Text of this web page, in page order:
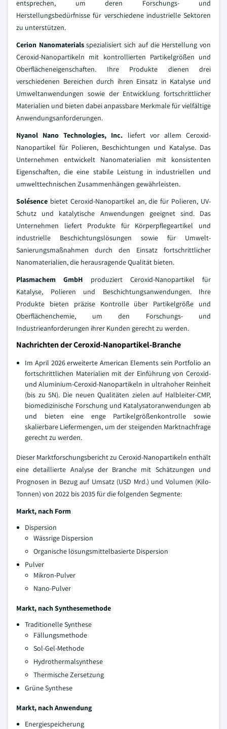
entsprechen, um deren Forschungs- und
Herstellungsbedürfnisse für verschiedene industrielle Sektoren
zu unterstützen.
Cerion Nanomaterialsspezialisiert sich auf die Herstellung von
Ceroxid-Nanopartikeln mit kontrollierten Partikelgrößen und
Oberflächeneigenschaften. Ihre Produkte dienen drei
verschiedenen Bereichen durch ihren Einsatz in Katalyse und
Umweltanwendungen sowie der Entwicklung fortschrittlicher
Materialien und bieten dabei anpassbare Merkmale für vielfältige
Anwendungsanforderungen.
Nyanol Nano Technologies, Inc. liefert vor allem Ceroxid-
Nanopartikel für Polieren, Beschichtungen und Katalyse. Das
Unternehmen entwickelt Nanomaterialien mit konsistenten
Eigenschaften, die eine stabile Leistung in industriellen und
umwelttechnischen Zusammenhängen gewährleisten.
Solésence bietet Ceroxid-Nanopartikel an, die für Polieren, UV-
Schutz und katalytische Anwendungen geeignet sind. Das
Unternehmen liefert Produkte für Körperpflegeartikel und
industrielle Beschichtungslösungen sowie für Umwelt-
Sanierungsmaßnahmen durch den Einsatz fortschrittlicher
Nanomaterialien, die herausragende Qualität bieten.
Plasmachem GmbH produziert Ceroxid-Nanopartikel für
Katalyse, Polieren und Beschichtungsanwendungen. Ihre
Produkte bieten präzise Kontrolle über Partikelgröße und
Oberflächenchemie, um den Forschungs- und
Industrieanforderungen ihrer Kunden gerecht zu werden.
Nachrichten der Ceroxid-Nanopartikel-Branche
Im April 2026 erweiterte American Elements sein Portfolio an
fortschrittlichen Materialien mit der Einführung von Ceroxid-
und Aluminium-Ceroxid-Nanopartikeln in ultrahoher Reinheit
(bis zu 5N). Die neuen Qualitäten zielen auf Halbleiter-CMP,
biomedizinische Forschung und Katalysatoranwendungen ab
und bieten eine enge Partikelgrößenkontrolle sowie
skalierbare Liefermengen, um der steigenden Marktnachfrage
gerecht zu werden.
Dieser Marktforschungsbericht zu Ceroxid-Nanopartikeln enthält
eine detaillierte Analyse der Branche mit Schätzungen und
Prognosen in Bezug auf Umsatz (USD Mrd.) und Volumen (Kilo-
Tonnen) von 2022 bis 2035 für die folgenden Segmente:
Markt, nach Form
Dispersion
Wässrige Dispersion
Organische lösungsmittelbasierte Dispersion
Pulver
Mikron-Pulver
Nano-Pulver
Markt, nach Synthesemethode
Traditionelle Synthese
Fällungsmethode
Sol-Gel-Methode
Hydrothermalsynthese
Thermische Zersetzung
Grüne Synthese
Markt, nach Anwendung
Energiespeicherung